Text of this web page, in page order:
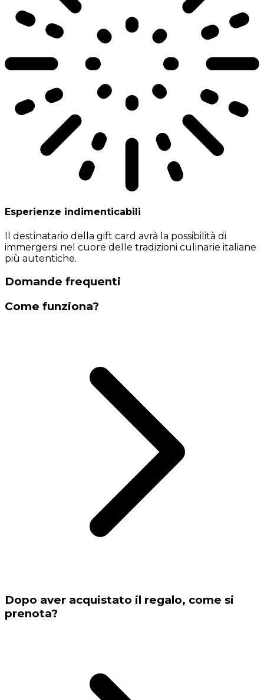
Esperienze indimenticabili
Il destinatario della gift card avrà la possibilità di
immergersi nel cuore delle tradizioni culinarie italiane
più autentiche.
Domande frequenti
Come funziona?
Dopo aver acquistato il regalo, come si
prenota?